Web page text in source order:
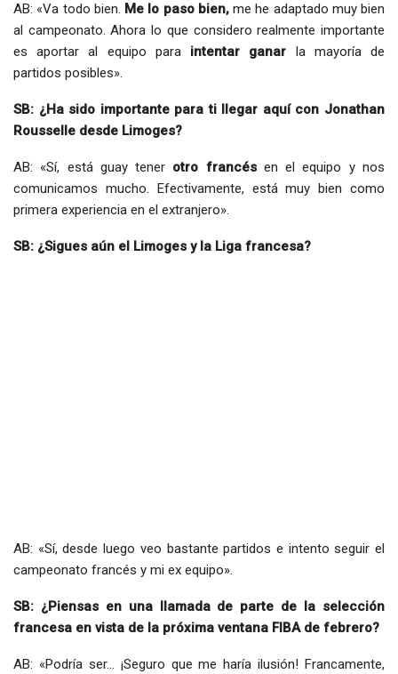
AB: «Va todo bien. Me lo paso bien,me he adaptado muy bien
al campeonato. Ahora lo que considero realmente importante
es aportar al equipo para intentar ganar la mayoría de
partidos posibles».
SB: ¿Ha sido importante para ti llegar aquí con Jonathan
Rousselle desde Limoges?
AB: «Sí, está guay tener otro francésen el equipo y nos
comunicamos mucho. Efectivamente, está muy bien como
primera experiencia en el extranjero».
SB: ¿Sigues aún el Limoges y la Liga francesa?
AB: «Sí, desde luego veo bastante partidos e intento seguir el
campeonato francés y mi ex equipo».
SB: ¿Piensas en una llamada de parte de la selección
francesa en vista de la próxima ventana FIBA de febrero?
AB: «Podría ser… ¡Seguro que me haría ilusión! Francamente,